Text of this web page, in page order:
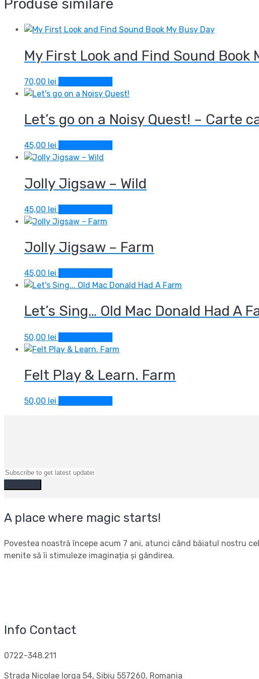
Produse similare
My First Look and Find Sound
70,00 lei
Let’s go on a Noisy Quest! – Carte
45,00 lei
Jolly Jigsaw – Wild
45,00 lei
Jolly Jigsaw – Farm
45,00 lei
Let’s Sing… Old Mac Donald Had A
50,00 lei
Felt Play & Learn. Farm
50,00 lei
A place where magic starts!
Povestea noastră începe acum 7 ani, atunci când băiatul nostru
menite să îi stimuleze imaginația și gândirea.
Info Contact
0722-348.211
Strada Nicolae Iorga 54, Sibiu 557260, Romania